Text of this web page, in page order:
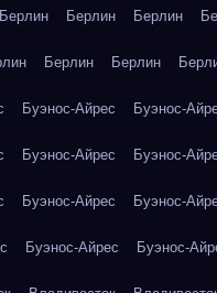
Берлин Берлин Берлин
Берлин Берлин
Буэнос-Айрес Буэнос-
Буэнос-Айрес Буэнос-
Буэнос-Айрес Буэнос-
Буэнос-Айрес Буэнос-